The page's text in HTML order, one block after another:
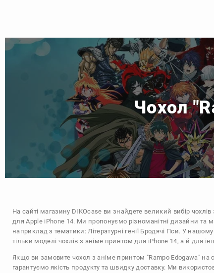
Чохол
На сайті магазину DIKOcase ви знайдете великий вибір
для Apple iPhone 14. Ми пропонуємо різноманітні дизайни та
наприклад з тематики:Літературні генії Бродячі Пси. У нашому
тільки моделі чохлів з аніме принтом для iPhone 14, а й для
Якщо ви замовите чохол з аніме принтом "Rampo Edogawa" на
гарантуємо якість продукту та швидку доставку. Ми